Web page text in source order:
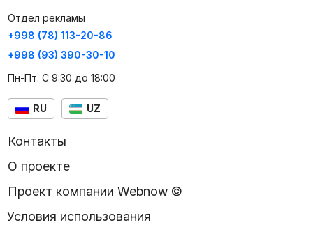
Отдел рекламы
+998 (78) 113-20-86
+998 (93) 390-30-10
Пн-Пт. С 9:30 до 18:00
RU UZ
Контакты
О проекте
Проект компании Webnow ©
Условия использования